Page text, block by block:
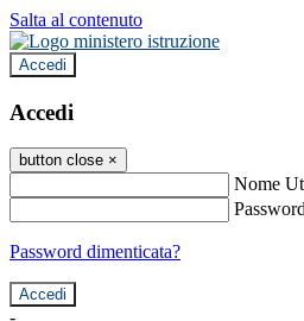
Salta al contenuto
Accedi
Accedi
button close ×
Nome
Password dimenticata?